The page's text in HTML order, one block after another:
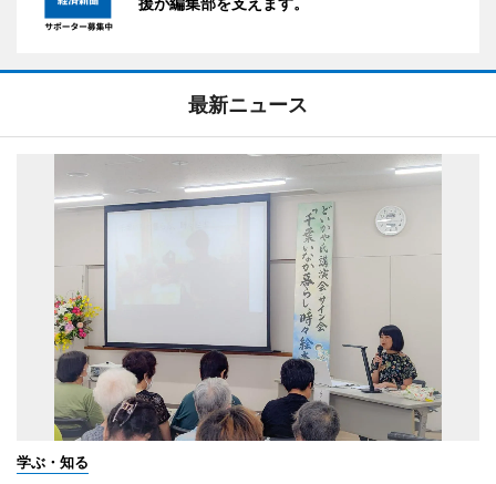
最新ニュース
学ぶ・知る